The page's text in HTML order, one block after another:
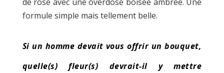
formule simple mais tellement belle.
Si un homme devait vous offrir un bouquet,
quelle(s) fleur(s) devrait-il y mettre